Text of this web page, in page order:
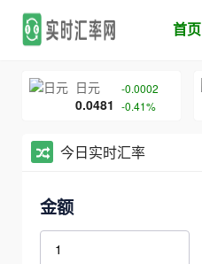
首页
日元
0.0481
-0.0002
-0.41%
今日实时汇率
金额